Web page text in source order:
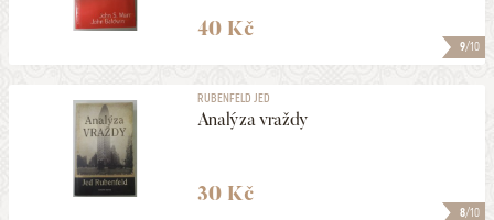
9/10
40 Kč
8/10
RUBENFELD JED
Analýza vraždy
30 Kč